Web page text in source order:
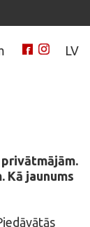
LV
jaunums